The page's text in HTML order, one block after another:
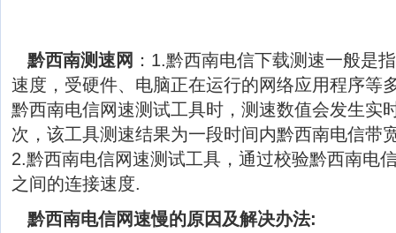
黔西南测速网 ：1.黔西南电信下载测速一般是
速度，受硬件、电脑正在运行的网络应用程序等
黔西南电信网速测试工具时，测速数值会发生实
次，该工具测速结果为一段时间内黔西南电信带
2.黔西南电信网速测试工具，通过校验黔西南电
之间的连接速度.
黔西南电信网速慢的原因及解决办法: